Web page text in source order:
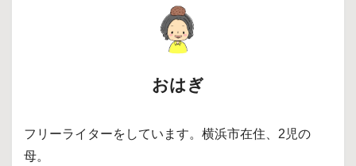
おはぎ
フリーライターをしています。横浜市在住、2児の
母。